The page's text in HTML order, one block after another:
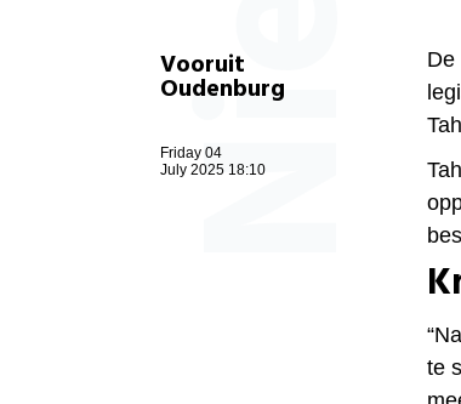
Vooruit
Oudenburg
Friday 04
July 2025 18:10
De
te